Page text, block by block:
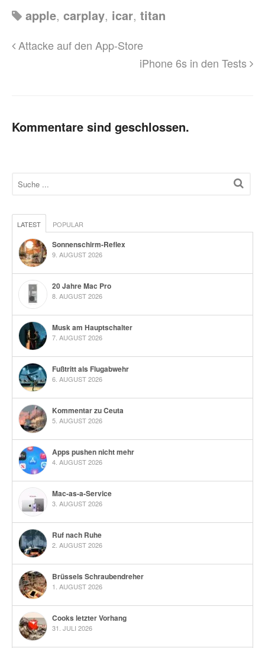
apple, carplay, icar, titan
Attacke auf den App-Store
iPhone 6s in den Tests
Kommentare sind geschlossen.
LATEST POPULAR
Sonnenschirm-Reflex
9. AUGUST 2026
20 Jahre Mac Pro
8. AUGUST 2026
Musk am Hauptschalter
7. AUGUST 2026
Fußtritt als Flugabwehr
6. AUGUST 2026
Kommentar zu Ceuta
5. AUGUST 2026
Apps pushen nicht mehr
4. AUGUST 2026
Mac-as-a-Service
3. AUGUST 2026
Ruf nach Ruhe
2. AUGUST 2026
Brüssels Schraubendreher
1. AUGUST 2026
Cooks letzter Vorhang
31. JULI 2026